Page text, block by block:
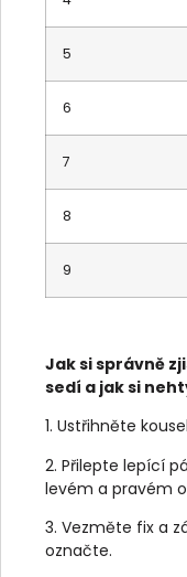
5
6
7
8
9
Jak si správně
sedí a jak si
1. Ustřihněte
2. Přilepte lepící
levém a pravém
3. Vezměte fix a
označte.